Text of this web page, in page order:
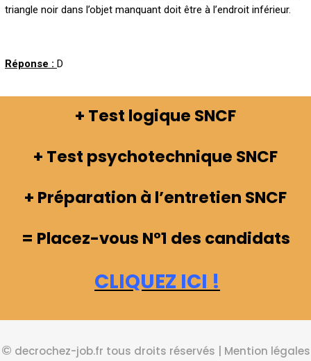
triangle noir dans l’objet manquant doit être à l’endroit inférieur.
Réponse : D
+ Test logique SNCF
+ Test psychotechnique SNCF
+ Préparation à l’entretien SNCF
= Placez-vous N°1 des candidats
CLIQUEZ ICI !
© decrochez-job.fr tous droits réservés | Mention légales